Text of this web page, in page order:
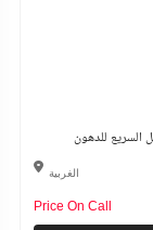
الغربية
Price On Call